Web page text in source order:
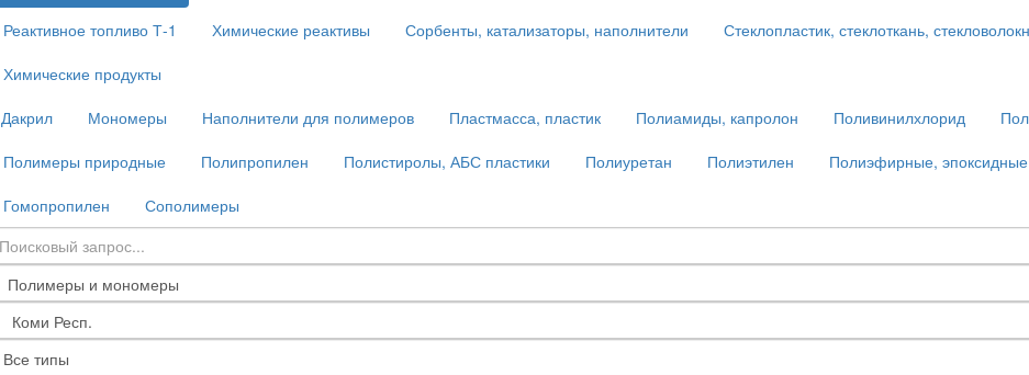
Реактивное топливо Т-1
Химические реактивы Сорбенты, катализаторы, наполнители
Стеклопластик, стеклоткань,
Химические продукты
Дакрил
Мономеры Наполнители для полимеров Пластмасса, пластик Полиамиды, капролон Поливинилхлорид
Полимеры природные
Полипропилен Полистиролы, АБС пластики Полиуретан Полиэтилен
Полиэфирные,
Гомопропилен
Сополимеры